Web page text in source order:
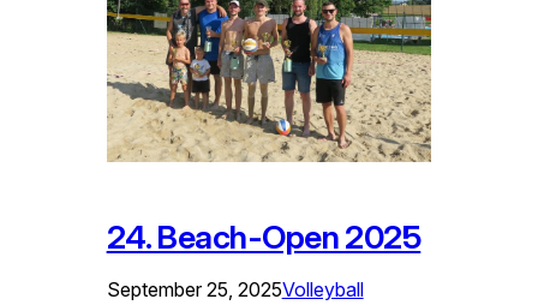
24. Beach-Open 2025
September 25, 2025Volleyball